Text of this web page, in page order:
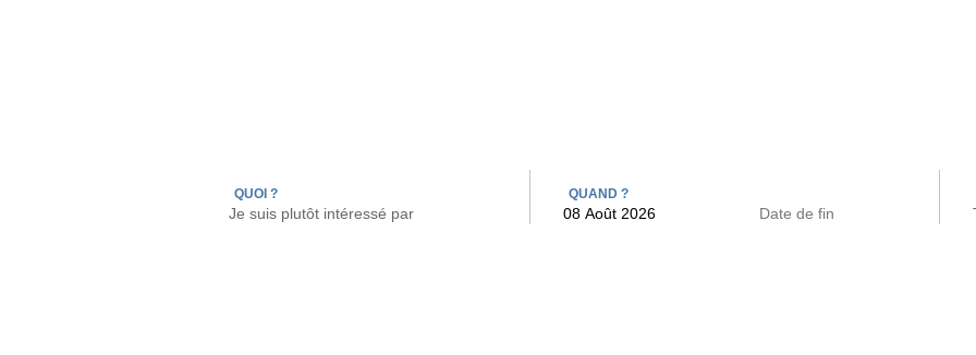
QUOI ? QUAND ?